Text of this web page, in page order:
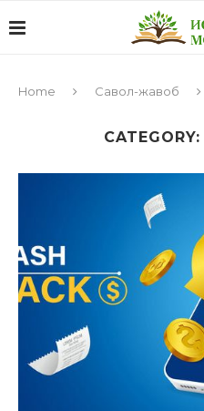
Home Савол-жавоб
CATEGORY: